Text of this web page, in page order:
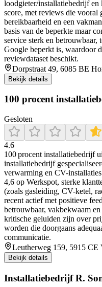
loodgieter/installatiebedrijf en
score, met reviews die vooral
bereikbaarheid en een
basis van de beperkte maar
service sterk en
Google beperkt is, waardoor
reviewdataset beschikt.
Dorpstraat 49, 6085 BE
Bekijk details
100 procent
Gesloten
4.6
100 procent installatiebedrijf
installatiebedrijf
verwarming en CV-
4,6 op Werkspot, sterke
(zoals gasleiding, CV-ketel,
recent actief met positieve
betrouwbaar, vakbekwaam
kritische geluiden zijn over
worden die doorgaans
communicatie.
Leutherweg 159, 5915 CE
Bekijk details
Installatiebedrijf R.